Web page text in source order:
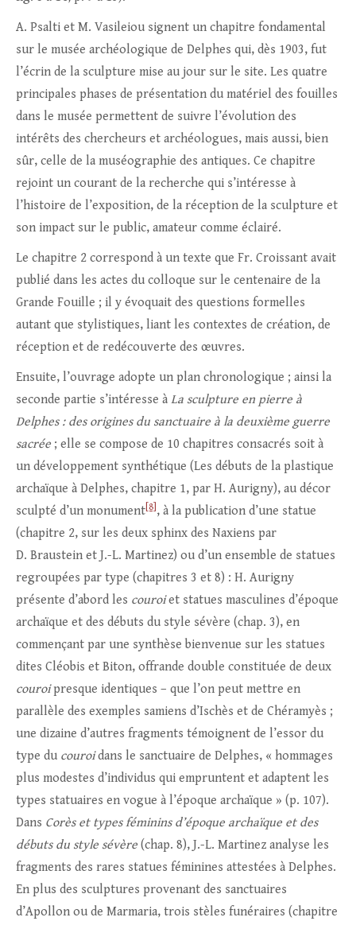
A. Psalti et M. Vasileiou signent un chapitre fondamental
sur le musée archéologique de Delphes qui, dès 1903, fut
l’écrin de la sculpture mise au jour sur le site. Les quatre
principales phases de présentation du matériel des fouilles
dans le musée permettent de suivre l’évolution des
intérêts des chercheurs et archéologues, mais aussi, bien
sûr, celle de la muséographie des antiques. Ce chapitre
rejoint un courant de la recherche qui s’intéresse à
l’histoire de l’exposition, de la réception de la sculpture et
son impact sur le public, amateur comme éclairé.
Le chapitre 2 correspond à un texte que Fr. Croissant avait
publié dans les actes du colloque sur le centenaire de la
Grande Fouille ; il y évoquait des questions formelles
autant que stylistiques, liant les contextes de création, de
réception et de redécouverte des œuvres.
Ensuite, l’ouvrage adopte un plan chronologique ; ainsi la
seconde partie s’intéresse à La sculpture en pierre à
Delphes : des origines du sanctuaire à la deuxième guerre
sacrée ; elle se compose de 10 chapitres consacrés soit à
un développement synthétique (Les débuts de la plastique
archaïque à Delphes, chapitre 1, par H. Aurigny), au décor
sculpté d’un monument [8] , à la publication d’une statue
(chapitre 2, sur les deux sphinx des Naxiens par
D. Braustein et J.-L. Martinez) ou d’un ensemble de statues
regroupées par type (chapitres 3 et 8) : H. Aurigny
présente d’abord les couroiet statues masculines d’époque
archaïque et des débuts du style sévère (chap. 3), en
commençant par une synthèse bienvenue sur les statues
dites Cléobis et Biton, offrande double constituée de deux
couroipresque identiques – que l’on peut mettre en
parallèle des exemples samiens d’Ischès et de Chéramyès ;
une dizaine d’autres fragments témoignent de l’essor du
type du couroidans le sanctuaire de Delphes, « hommages
plus modestes d’individus qui empruntent et adaptent les
types statuaires en vogue à l’époque archaïque » (p. 107).
Dans Corès et types féminins d’époque archaïque et des
débuts du style sévère (chap. 8), J.-L. Martinez analyse les
fragments des rares statues féminines attestées à Delphes.
En plus des sculptures provenant des sanctuaires
d’Apollon ou de Marmaria, trois stèles funéraires (chapitre